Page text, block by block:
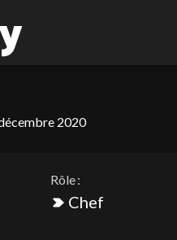
2020
Rôle :
Chef